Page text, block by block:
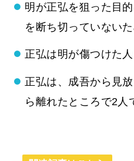
明が正弘を狙った目
を断ち切っていない
正弘は明が傷つけた
正弘は、成吾から見
ら離れたところで2人